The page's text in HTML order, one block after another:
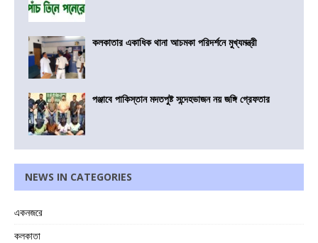
কলকাতার একাধিক থানা আচমকা পরিদর্শনে মুখ্যমন্ত্রী
পঞ্জাবে পাকিস্তান মদতপুষ্ট সন্দেহভাজন নয় জঙ্গি গ্রেফতার
NEWS IN CATEGORIES
একনজরে
কলকাতা